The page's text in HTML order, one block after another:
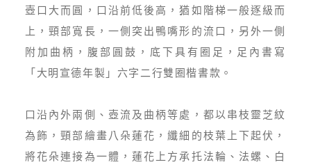
壺口大而圓，口沿前低後高，猶如階梯一般逐級而
上，頸部寬長，一側突出鴨嘴形的流口，另外一側
附加曲柄，腹部圓鼓，底下具有圈足，足內書寫
「大明宣德年製」六字二行雙圈楷書款。
口沿內外兩側、壺流及曲柄等處，都以串枝靈芝紋
為飾，頸部繪畫八朵蓮花，纖細的枝葉上下起伏，
將花朵連接為一體，蓮花上方承托法輪、法螺、白